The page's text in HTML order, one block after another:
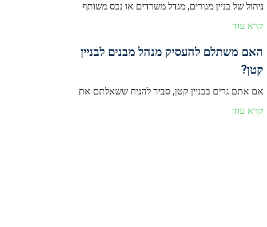
ניהול של בניין מגורים, מגדל משרדים או נכס משותף
קרא עוד
האם משתלם להעסיק מנהל מבנים לבניין
קטן?
אם אתם גרים בבניין קטן, סביר להניח ששאלתם את
קרא עוד